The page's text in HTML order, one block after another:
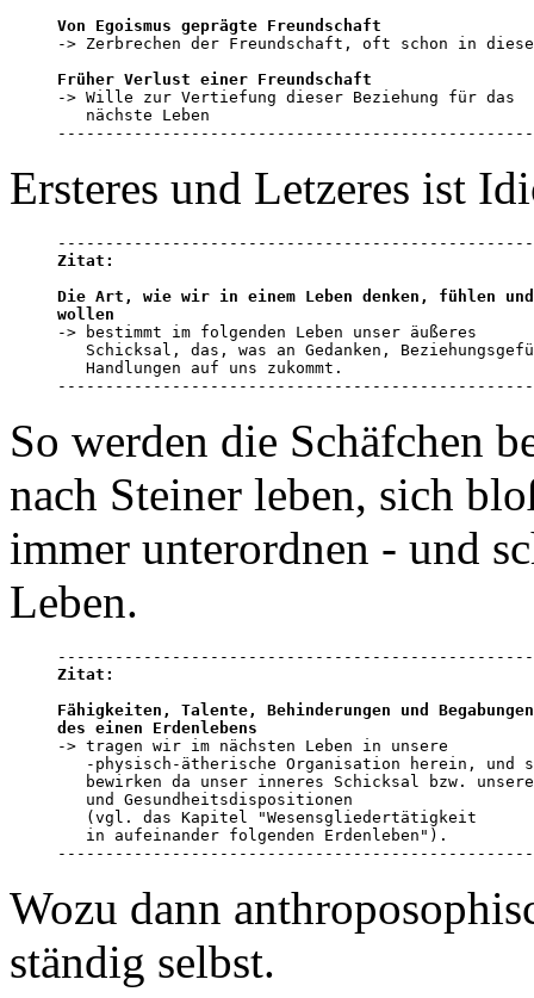
Von Egoismus geprägte Freundschaft
-> Zerbrechen der Freundschaft, oft schon in
Früher Verlust einer Freundschaft
-> Wille zur Vertiefung dieser Beziehung für das
   nächste Leben
Ersteres und Letzeres ist
Zitat:
Die Art, wie wir in einem Leben denken, fühlen
wollen
-> bestimmt im folgenden Leben unser äußeres
Schicksal, das, was an Gedanken,
   Handlungen auf uns zukommt.
So werden die Schäfchen
nach Steiner leben, sich
immer unterordnen - und
Leben.
Zitat:
Fähigkeiten, Talente, Behinderungen und
des einen Erdenlebens
-> tragen wir im nächsten Leben in unsere
-physisch-ätherische Organisation herein, und
bewirken da unser inneres Schicksal bzw.
   und Gesundheitsdispositionen
   (vgl. das Kapitel "Wesensgliedertätigkeit
   in aufeinander folgenden Erdenleben").
Wozu dann
ständig selbst.